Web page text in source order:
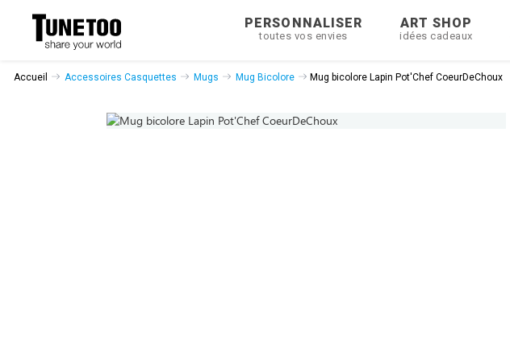
PERSONNALISER
toutes vos envies
ART SHOP
idées cadeaux
Accueil Accessoires Casquettes Mugs Mug Bicolore Mug bicolore Lapin Pot'Chef CoeurDeChoux